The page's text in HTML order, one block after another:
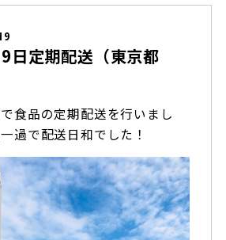
日定期配送（東京都
食品の定期配送を行いまし
過で配送日和でした！